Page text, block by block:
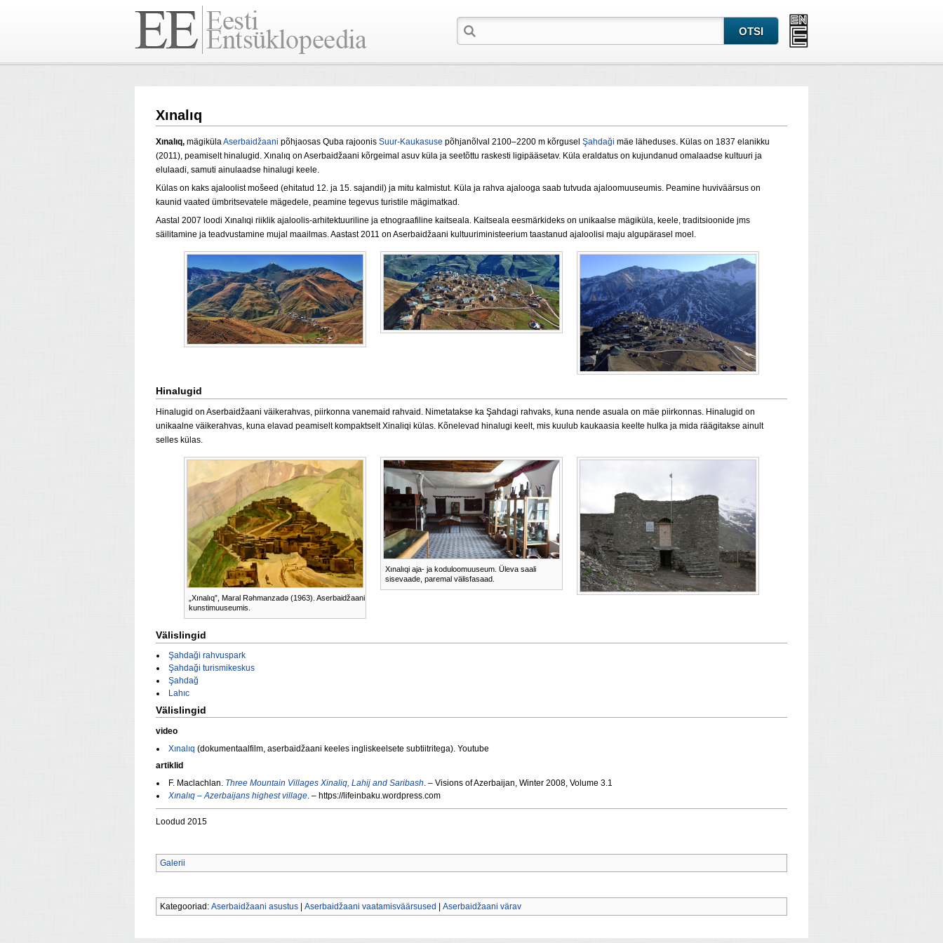
Xınalıq
Xınalıq, mägikülaAserbaidžaani põhjaosas Quba rajoonis Suur-Kaukasuse põhjanõlval 2100–2200 m kõrgusel Şahdaği mäe läheduses. Külas on 1837 elanikku
(2011), peamiselt hinalugid. Xınalıq on Aserbaidžaani kõrgeimal asuv küla ja seetõttu raskesti ligipääsetav. Küla eraldatus on kujundanud omalaadse kultuuri ja
elulaadi, samuti ainulaadse hinalugi keele.
Külas on kaks ajaloolist mošeed (ehitatud 12. ja 15. sajandil) ja mitu kalmistut. Küla ja rahva ajalooga saab tutvuda ajaloomuuseumis. Peamine huviväärsus on
kaunid vaated ümbritsevatele mägedele, peamine tegevus turistile mägimatkad.
Aastal 2007 loodi Xınalıqi riiklik ajaloolis-arhitektuuriline ja etnograafiline kaitseala. Kaitseala eesmärkideks on unikaalse mägiküla, keele, traditsioonide jms
säilitamine ja teadvustamine mujal maailmas. Aastast 2011 on Aserbaidžaani kultuuriministeerium taastanud ajaloolisi maju algupärasel moel.
Hinalugid
Hinalugid on Aserbaidžaani väikerahvas, piirkonna vanemaid rahvaid. Nimetatakse ka Şahdagi rahvaks, kuna nende asuala on mäe piirkonnas. Hinalugid on
unikaalne väikerahvas, kuna elavad peamiselt kompaktselt Xinaliqi külas. Kõnelevad hinalugi keelt, mis kuulub kaukaasia keelte hulka ja mida räägitakse ainult
selles külas.
„Xınalıq”, Maral Rəhmanzadə (1963). Aserbaidžaani
kunstimuuseumis.
Xınalıqi aja- ja koduloomuuseum. Üleva saali
sisevaade, paremal välisfasaad.
Välislingid
Şahdaği rahvuspark
Şahdaği turismikeskus
Şahdağ
Lahıc
Välislingid
video
Xınalıq (dokumentaalfilm, aserbaidžaani keeles ingliskeelsete subtiitritega). Youtube
artiklid
F. Maclachlan. Three Mountain Villages Xinaliq, Lahij and Saribash . – Visions of Azerbaijan, Winter 2008, Volume 3.1
Xınalıq – Azerbaijans highest village . – https://lifeinbaku.wordpress.com
Loodud 2015
Galerii
Kategooriad: Aserbaidžaani asustus Aserbaidžaani vaatamisväärsused Aserbaidžaani värav